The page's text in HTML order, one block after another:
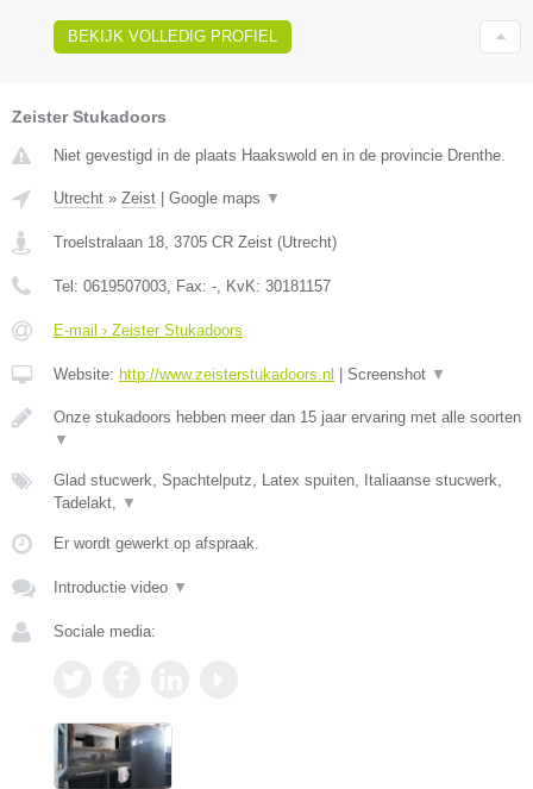
BEKIJK VOLLEDIG PROFIEL
Zeister Stukadoors
Niet gevestigd in de plaats Haakswold en in de provincie Drenthe.
Utrecht » Zeist Google maps ▼
Troelstralaan 18, 3705 CR Zeist (Utrecht)
Tel: 0619507003, Fax: -, KvK: 30181157
E-mail › Zeister Stukadoors
Website: http://www.zeisterstukadoors.nl Screenshot ▼
Onze stukadoors hebben meer dan 15 jaar ervaring met alle soorten
▼
Glad stucwerk, Spachtelputz, Latex spuiten, Italiaanse stucwerk,
Tadelakt, ▼
Er wordt gewerkt op afspraak.
Introductie video ▼
Sociale media: